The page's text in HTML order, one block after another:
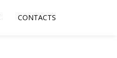
CONTACTS